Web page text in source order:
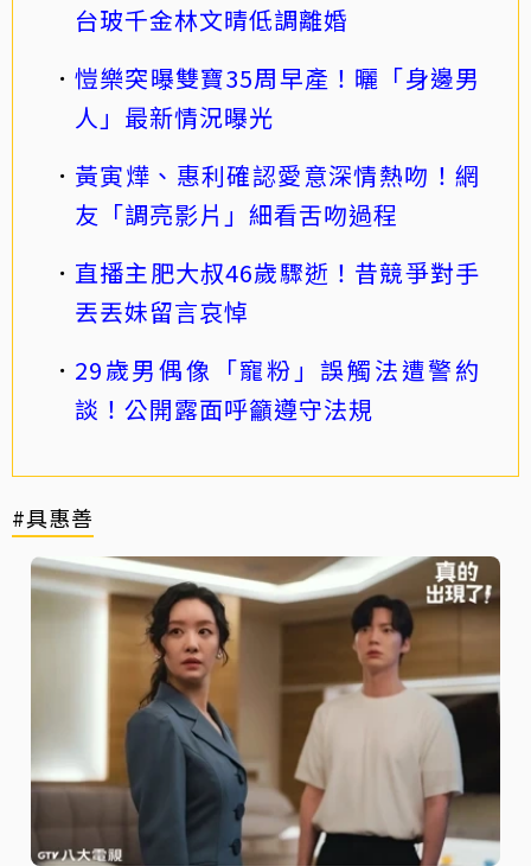
台玻千金林文晴低調離婚
愷樂突曝雙寶35周早產！曬「身邊男
人」最新情況曝光
黃寅燁、惠利確認愛意深情熱吻！網
友「調亮影片」細看舌吻過程
直播主肥大叔46歲驟逝！昔競爭對手
丟丟妹留言哀悼
29歲男偶像「寵粉」誤觸法遭警約
談！公開露面呼籲遵守法規
#具惠善